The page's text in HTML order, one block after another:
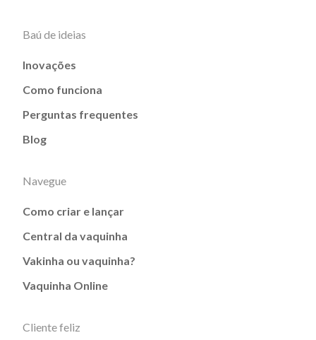
Baú de ideias
Inovações
Como funciona
Perguntas frequentes
Blog
Navegue
Como criar e lançar
Central da vaquinha
Vakinha ou vaquinha?
Vaquinha Online
Cliente feliz